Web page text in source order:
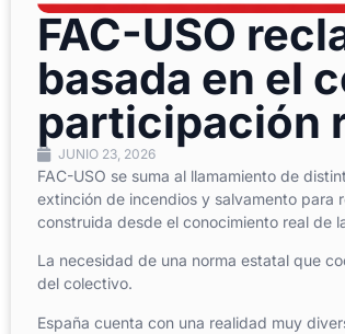
FAC-USO
basada en el
participación
JUNIO 23, 2026
FAC-USO se suma al llamamiento de
extinción de incendios y salvamento para
construida desde el conocimiento real de
La necesidad de una norma estatal que
del colectivo.
España cuenta con una realidad muy